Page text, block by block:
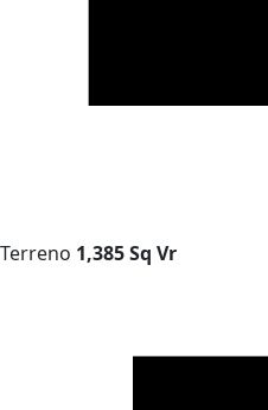
Terreno 1,385 Sq Vr